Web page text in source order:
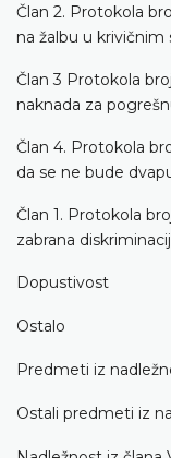
Član 2. Protokola
na žalbu u krivičnim
Član 3 Protokola
naknada za
Član 4. Protokola
da se ne bude
Član 1. Protokola
zabrana
Dopustivost
Ostalo
Predmeti iz
Ostali predmeti iz